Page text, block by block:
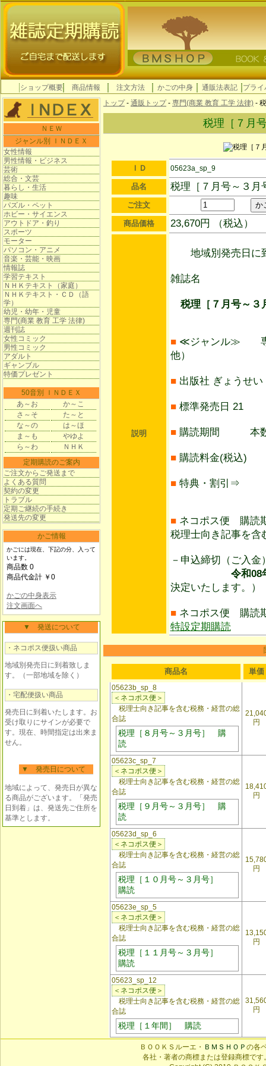
ショップ概要 商品情報 注文方法 かごの中身 通販法表記 プライ
ＮＥＷ
ジャンル別 ＩＮＤＥＸ
女性情報
男性情報・ビジネス
芸術
総合・文芸
暮らし・生活
趣味
パズル・ペット
ホビー・サイエンス
アウトドア・釣り
スポーツ
モーター
パソコン・アニメ
音楽・芸能・映画
情報誌
学習テキスト
ＮＨＫテキスト（家庭）
ＮＨＫテキスト・ＣＤ（語
学）
幼児・幼年・児童
専門(商業 教育 工学 法律)
週刊誌
女性コミック
男性コミック
アダルト
ギャンブル
特価プレゼント
50音別 ＩＮＤＥＸ
あ～お
か～こ
さ～そ
た～と
な～の
は～ほ
ま～も
やゆよ
ら～わ
ＮＨＫ
定期購読のご案内
ご注文からご発送まで
よくある質問
契約の変更
トラブル
定期ご継続の手続き
発送先の変更
かご情報
かごには現在、下記の分、入って
います。
商品数 0
商品代金計 ￥0
かごの中身表示
注文画面へ
▼ 発送について
・ネコポス便扱い商品
地域別発売日に到着致しま
す。（一部地域を除く）
・宅配便扱い商品
発売日に到着いたします。お
受け取りにサインが必要で
す。現在、時間指定は出来ま
せん。
▼ 発売日について
地域によって、発売日が異な
る商品がございます。「発売
日到着」は、発送先ご住所を
基準とします。
トップ- 通販トップ- 専門(商業 教育 工学 法律) -
税理［７月
ＩＤ 05623a_sp_9
品名 税理［７月号～３
ご注文
商品価格 23,670円 （税込）
説明
地域別発売日に
雑誌名
税理［７月号～
■ ≪ジャンル≫ 専
他）
■ 出版社 ぎょうせい
■ 標準発売日 21
■ 購読期間 本
■ 購読料金(税込)
■ 特典・割引
■ ネコポス便 購読
税理士向き記事を含
－申込締切（ご入
令和08年06
決定いたします。）
■ ネコポス便 購読
特設定期購読
商品名 単価
05623b_sp_8
＜ネコポス便＞
税理士向き記事を含む税務・経営の総
合誌
税理［８月号～３月号］ 購
読
円
05623c_sp_7
＜ネコポス便＞
税理士向き記事を含む税務・経営の総
合誌
税理［９月号～３月号］ 購
読
円
05623d_sp_6
＜ネコポス便＞
税理士向き記事を含む税務・経営の総
合誌
税理［１０月号～３月号］
購読
円
05623e_sp_5
＜ネコポス便＞
税理士向き記事を含む税務・経営の総
合誌
税理［１１月号～３月号］
購読
円
05623_sp_12
＜ネコポス便＞
税理士向き記事を含む税務・経営の総
合誌
税理［１年間］ 購読
円
ＢＯＯＫＳルーエ・ ＢＭＳＨＯＰ の各
各社・著者の商標または登録商標で